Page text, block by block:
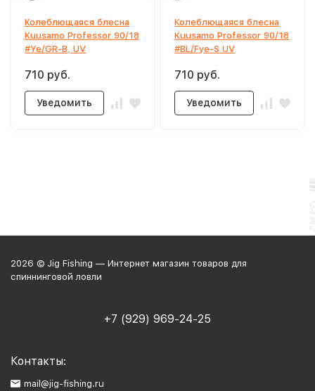
Колеблющаяся блесна
Kuusamo Professor 90/18
#Ye/GR-B, UV
710 руб.
Уведомить
Колеблющаяся блесна
Kuusamo Professor 90/18
#BL/Fye-S UV
710 руб.
Уведомить
2026 © Jig Fishing — Интернет магазин товаров для
спиннинговой ловли
+7 (929) 969-24-25
Контакты:
mail@jig-fishing.ru